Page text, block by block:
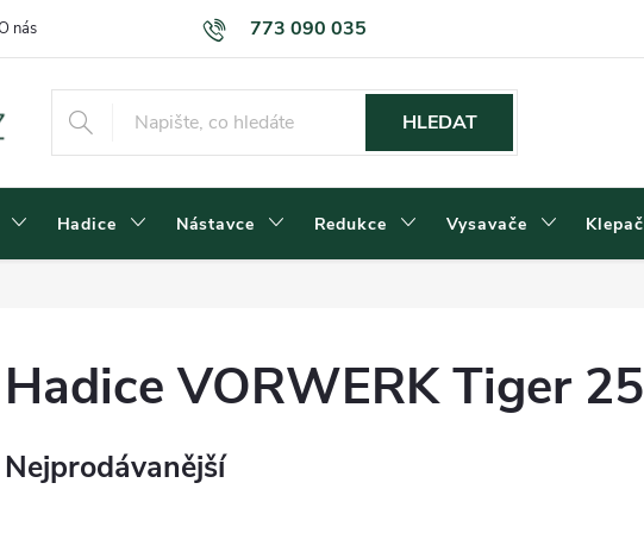
773 090 035
nás Dodací podmínky Obchodní podmínky
HLEDAT
Hadice Nástavce Redukce Vysavače
Hadice VORWERK Tiger
Nejprodávanější